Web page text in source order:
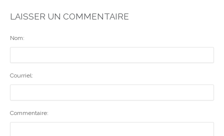
LAISSER UN COMMENTAIRE
Nom:
Courriel:
Commentaire: